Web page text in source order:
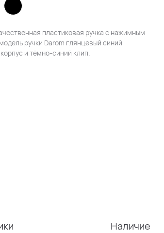
пластиковая ручка с нажимным
ручки Darom глянцевый синий
и тёмно-синий клип.
Наличие